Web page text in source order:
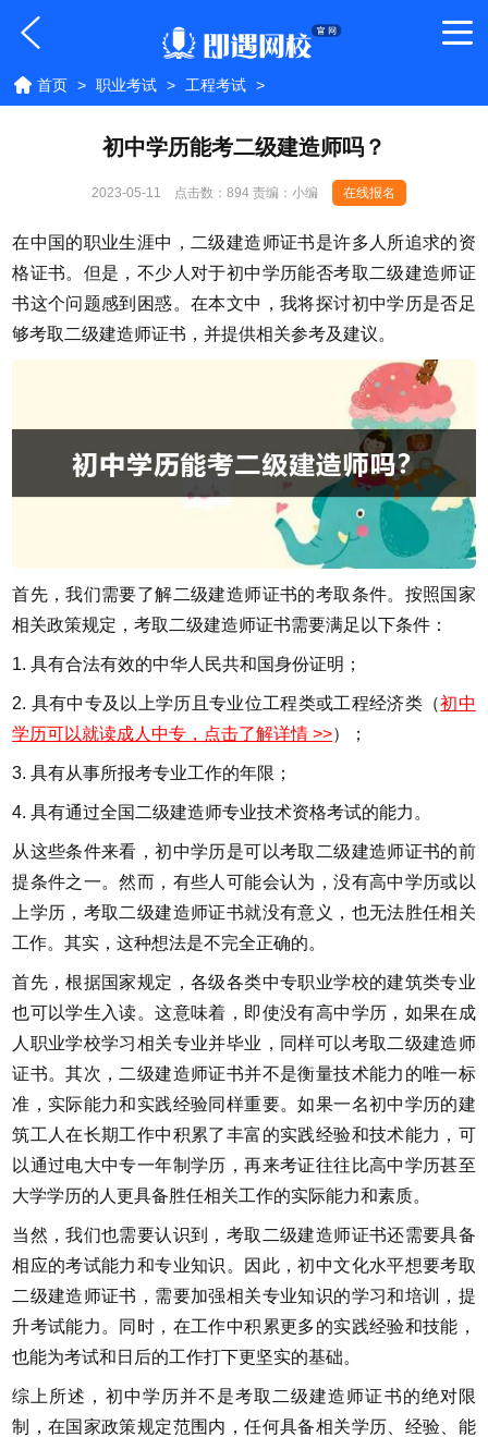
首页 > 职业考试 > 工程考试 >
初中学历能考二级建造师吗？
2023-05-11 点击数： 894 责编：小编 在线报名
在中国的职业生涯中，二级建造师证书是许多人所追求的资
格证书。但是，不少人对于初中学历能否考取二级建造师证
书这个问题感到困惑。在本文中，我将探讨初中学历是否足
够考取二级建造师证书，并提供相关参考及建议。
首先，我们需要了解二级建造师证书的考取条件。按照国家
相关政策规定，考取二级建造师证书需要满足以下条件：
1. 具有合法有效的中华人民共和国身份证明；
2. 具有中专及以上学历且专业位工程类或工程经济类（初中
学历可以就读成人中专，点击了解详情 >>）；
3. 具有从事所报考专业工作的年限；
4. 具有通过全国二级建造师专业技术资格考试的能力。
从这些条件来看，初中学历是可以考取二级建造师证书的前
提条件之一。然而，有些人可能会认为，没有高中学历或以
上学历，考取二级建造师证书就没有意义，也无法胜任相关
工作。其实，这种想法是不完全正确的。
首先，根据国家规定，各级各类中专职业学校的建筑类专业
也可以学生入读。这意味着，即使没有高中学历，如果在成
人职业学校学习相关专业并毕业，同样可以考取二级建造师
证书。其次，二级建造师证书并不是衡量技术能力的唯一标
准，实际能力和实践经验同样重要。如果一名初中学历的建
筑工人在长期工作中积累了丰富的实践经验和技术能力，可
以通过电大中专一年制学历 ，再来考证往往比高中学历甚至
大学学历的人更具备胜任相关工作的实际能力和素质。
当然，我们也需要认识到，考取二级建造师证书还需要具备
相应的考试能力和专业知识。因此，初中文化水平想要考取
二级建造师证书，需要加强相关专业知识的学习和培训，提
升考试能力。同时，在工作中积累更多的实践经验和技能，
也能为考试和日后的工作打下更坚实的基础。
综上所述，初中学历并不是考取二级建造师证书的绝对限
制，在国家政策规定范围内，任何具备相关学历、经验、能